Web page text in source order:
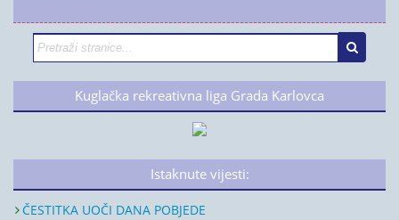
Kuglačka rekreativna liga Grada Karlovca
Istaknute vijesti:
ČESTITKA UOČI DANA POBJEDE